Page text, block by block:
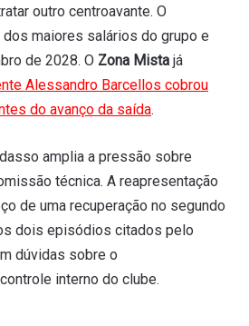
outro centroavante. O
maiores salários do grupo e
de 2028. O Zona Mista já
Alessandro Barcellos cobrou
do avanço da saída.
amplia a pressão sobre
técnica. A reapresentação
de uma recuperação no segundo
dois episódios citados pelo
dúvidas sobre o
interno do clube.